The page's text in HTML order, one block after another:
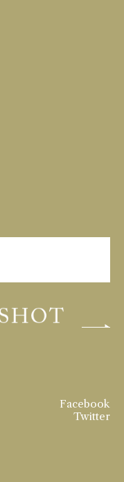
Facebook
Twitter